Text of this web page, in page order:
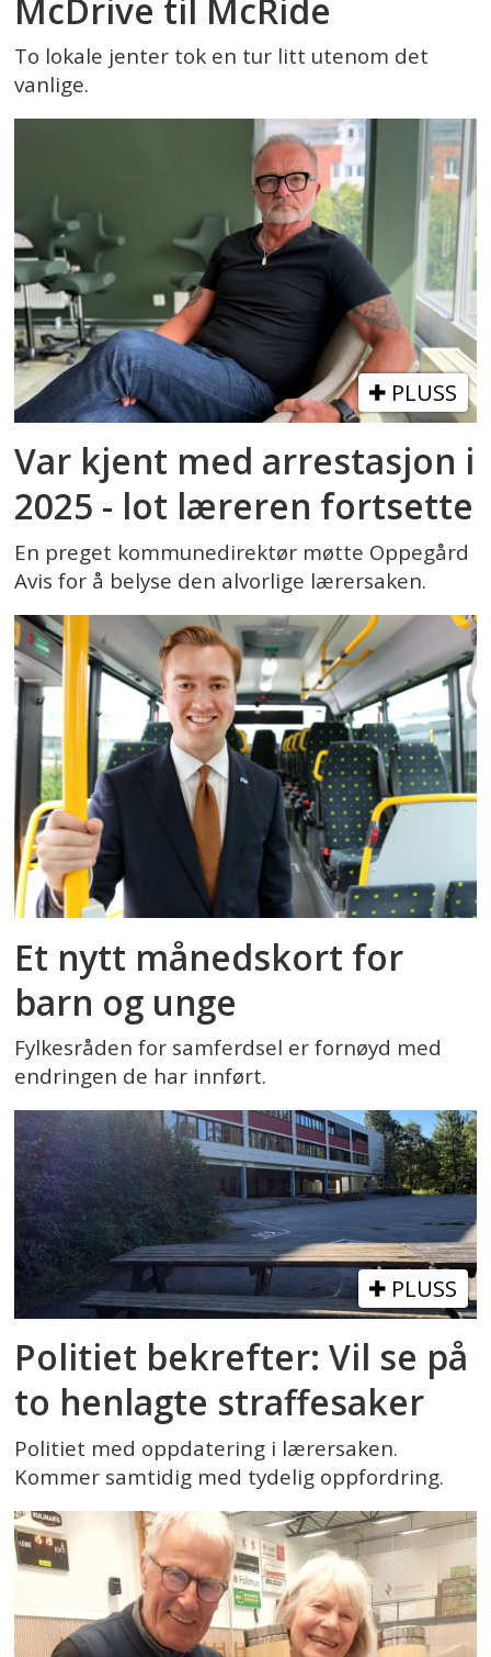
McDrive til McRide
To lokale jenter tok en tur litt utenom det
vanlige.
PLUSS
Var kjent med arrestasjon i
2025 - lot læreren fortsette
En preget kommunedirektør møtte Oppegård
Avis for å belyse den alvorlige lærersaken.
Et nytt månedskort for
barn og unge
Fylkesråden for samferdsel er fornøyd med
endringen de har innført.
PLUSS
Politiet bekrefter: Vil se på
to henlagte straffesaker
Politiet med oppdatering i lærersaken.
Kommer samtidig med tydelig oppfordring.